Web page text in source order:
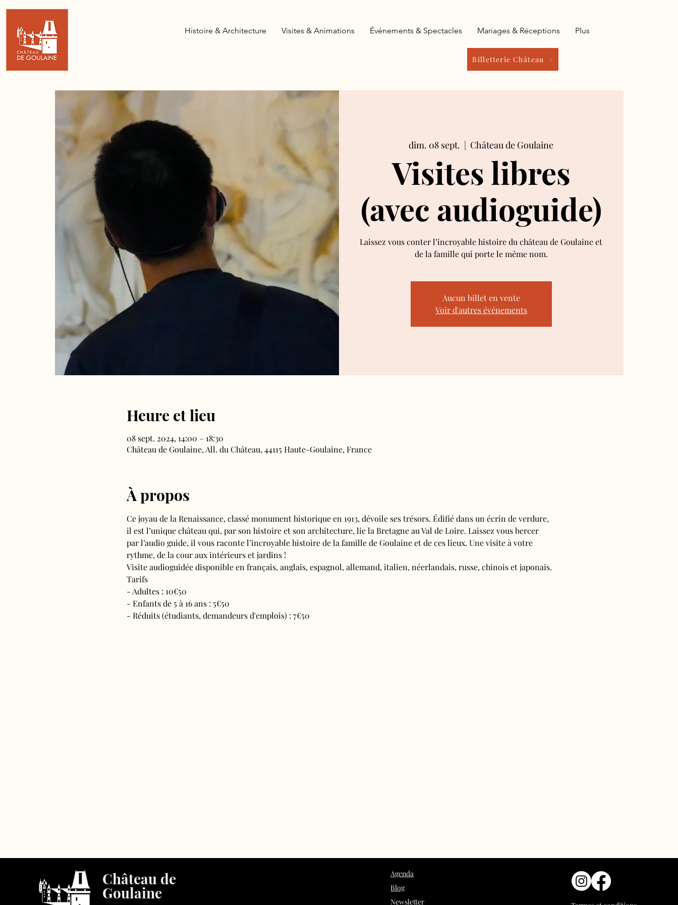
Billetterie Château
Histoire & Architecture Visites & Animations Événements & Spectacles Mariages & Réceptions Plus
dim. 08 sept.
  |
Château de Goulaine
Visites libres
(avec audioguide)
Laissez vous conter l’incroyable histoire du château de Goulaine et
de la famille qui porte le même nom.
Aucun billet en vente
Voir d'autres événements
Heure et lieu
08 sept. 2024, 14:00 – 18:30
Château de Goulaine, All. du Château, 44115 Haute-Goulaine, France
À propos
Ce joyau de la Renaissance, classé monument historique en 1913, dévoile ses trésors. Édifié dans un écrin de verdure,
il est l’unique château qui, par son histoire et son architecture, lie la Bretagne au Val de Loire. Laissez vous bercer
par l’audio guide, il vous raconte l’incroyable histoire de la famille de Goulaine et de ces lieux. Une visite à votre
rythme, de la cour aux intérieurs et jardins !
Visite audioguidée disponible en français, anglais, espagnol, allemand, italien, néerlandais, russe, chinois et japonais.
Tarifs
- Adultes : 10€50
- Enfants de 5 à 16 ans : 5€50
- Réduits (étudiants, demandeurs d'emplois) : 7€50
Château de
Goulaine
Agenda
Blog
Newsletter